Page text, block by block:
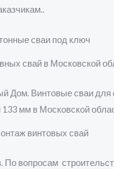
свай в Московской
винтовых свай
По вопросам